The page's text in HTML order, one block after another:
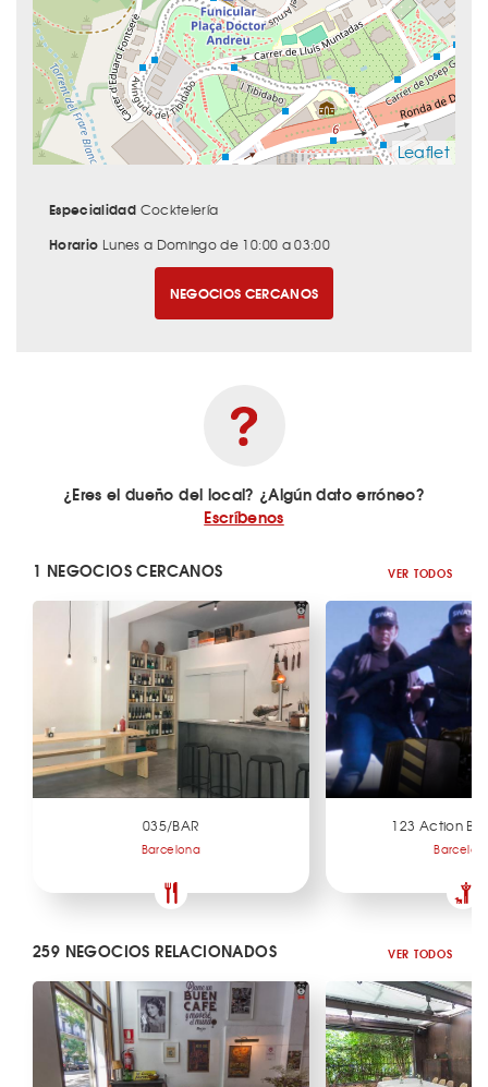
Leaflet
Especialidad Cocktelería
Horario Lunes a Domingo de 10:00 a 03:00
NEGOCIOS CERCANOS
¿Eres el dueño del local? ¿Algún dato erróneo?
Escríbenos
1 NEGOCIOS CERCANOS VER TODOS
035/BAR
Barcelona
123 Action
259 NEGOCIOS RELACIONADOS VER TODOS